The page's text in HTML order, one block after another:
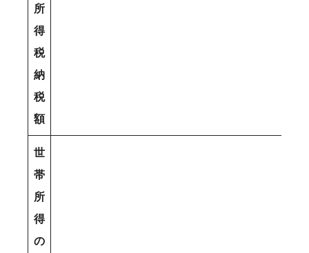
所
得
税
納
税
額
世
帯
所
得
の